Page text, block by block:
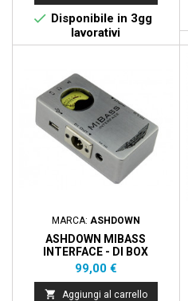
 Disponibile in 3gg
lavorativi
MARCA: ASHDOWN
ASHDOWN MIBASS
INTERFACE - DI BOX
Prezzo
99,00 €
 Aggiungi al carrello